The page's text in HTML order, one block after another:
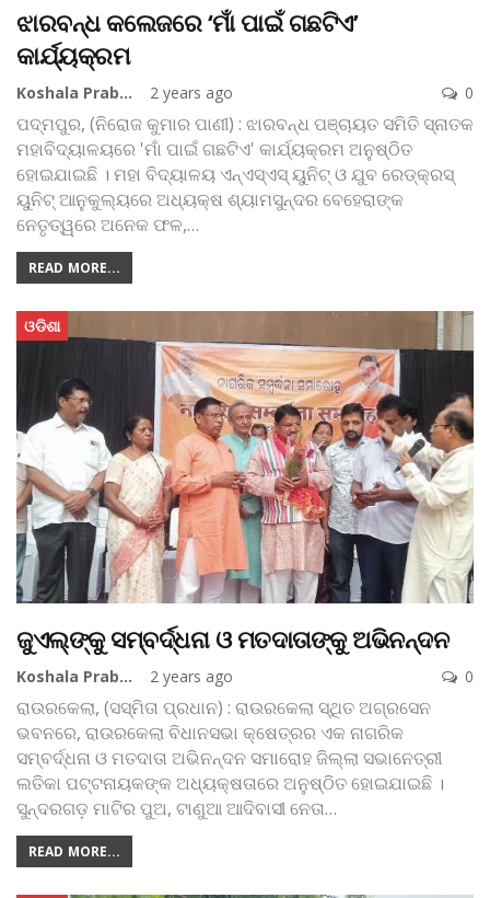
ଝାରବନ୍ଧ କଲେଜରେ ‘ମାଁ ପାଇଁ ଗଛଟିଏ’
କାର୍ଯ୍ୟକ୍ରମ
Koshala Prabaha 2 years ago 0
ପଦ୍ମପୁର, (ନିରୋଜ କୁମାର ପାଣୀ) : ଝାରବନ୍ଧ ପଞ୍ଚାୟତ ସମିତି ସ୍ନାତକ
ମହାବିଦ୍ୟାଳୟରେ 'ମାଁ ପାଇଁ ଗଛଟିଏ' କାର୍ଯ୍ୟକ୍ରମ ଅନୁଷ୍ଠିତ
ହୋଇଯାଇଛି । ମହା ବିଦ୍ୟାଳୟ ଏନ୍ଏସ୍ଏସ୍‌ ୟୁନିଟ୍‌ ଓ ଯୁବ ରେଡ୍‌କ୍ରସ୍‌
ୟୁନିଟ୍‌ ଆନୁକୁଲ୍ୟରେ ଅଧ୍ୟକ୍ଷ ଶ୍ୟାମସୁନ୍ଦର ବେହେରାଙ୍କ
ନେତୃତ୍ୱରେ ଅନେକ ଫଳ,…
READ MORE...
ଓଡିଶା
ଜୁଏଲ୍‌ଙ୍କୁ ସମ୍ବର୍ଦ୍ଧନା ଓ ମତଦାତାଙ୍କୁ ଅଭିନନ୍ଦନ
Koshala Prabaha 2 years ago 0
ରାଉରକେଲା, (ସସ୍ମିତା ପ୍ରଧାନ) : ରାଉରକେଲା ସ୍ଥିତ ଅଗ୍ରସେନ
ଭବନରେ, ରାଉରକେଲା ବିଧାନସଭା କ୍ଷେତ୍ରର ଏକ ନାଗରିକ
ସମ୍ବର୍ଦ୍ଧନା ଓ ମତଦାତା ଅଭିନନ୍ଦନ ସମାରୋହ ଜିଲ୍ଲା ସଭାନେତ୍ରୀ
ଲତିକା ପଟ୍ଟନାୟକଙ୍କ ଅଧ୍ୟକ୍ଷତାରେ ଅନୁଷ୍ଠିତ ହୋଇଯାଇଛି ।
ସୁନ୍ଦରଗଡ଼ ମାଟିର ପୁଅ, ଟାଣୁଆ ଆଦିବାସୀ ନେତା…
READ MORE...